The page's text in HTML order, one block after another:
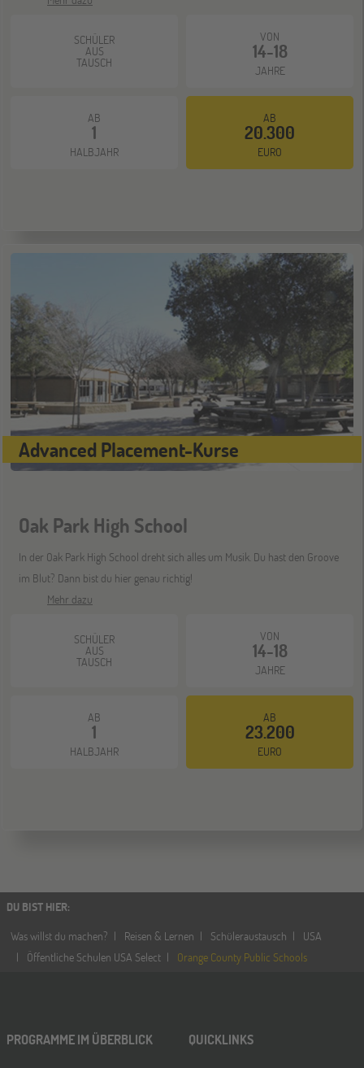
ONLINE
Schüleraustausch-Infoabend (Europa)
Hannover
Jugendbildungsmesse JuBi
21
NOV Jugendbildungsmesse JuBi
25
NOV
ONLINE
Schüleraustausch-Infoabend (Ozeanien &
Nordamerika)
Schüleraustausch-Infoabend (Europa)
21
DEZ
ONLINE
Schüleraustausch-Infoabend (Ozeanien &
SCHÜLER
AUS
TAUSCH
VON
14-18
JAHRE
AB
1
HALBJAHR
AB
20.300
EURO
Advanced Placement-Kurse
Oak Park High School
In der Oak Park High School dreht sich alles um Musik. Du hast den Groove
im Blut? Dann bist du hier genau richtig!
Mehr dazu
SCHÜLER
AUS
TAUSCH
VON
14-18
JAHRE
AB
1
HALBJAHR
AB
23.200
EURO
DU BIST HIER:
Was willst du machen?
Reisen & Lernen Schüleraustausch
USA
Öffentliche Schulen USA Select
Orange County Public Schools
PROGRAMME IM ÜBERBLICK QUICKLINKS